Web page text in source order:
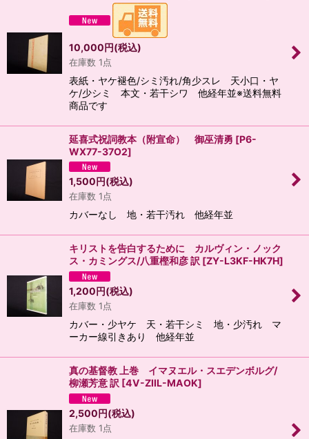
10,000円(税込)
在庫数 1点
表紙・ヤケ褪色/シミ汚れ/角少スレ 天小口・ヤ
ケ/少シミ 本文・若干シワ 他経年並※送料無料
商品です
延喜式祝詞教本（附宣命） 御巫清勇 [P6-
WX77-37O2]
1,500円(税込)
在庫数 1点
カバーなし 地・若干汚れ 他経年並
キリストを告白するために カルヴィン・ノック
ス・カミングス/八重樫和彦 訳 [ZY-L3KF-HK7H]
1,200円(税込)
在庫数 1点
カバー・少ヤケ 天・若干シミ 地・少汚れ マ
ーカー線引きあり 他経年並
真の基督教 上巻 イマヌエル・スエデンボルグ/
柳瀬芳意 訳 [4V-ZIIL-MAOK]
2,500円(税込)
在庫数 1点